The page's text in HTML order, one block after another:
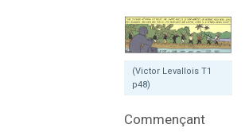
(Victor Levallois T1
p48)
Commençant